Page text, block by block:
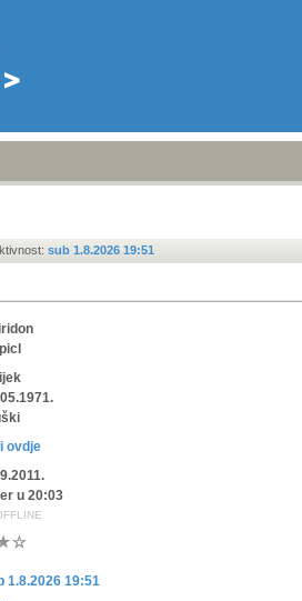
sub 1.8.2026 19:51
ovdje
u 20:03
1.8.2026 19:51